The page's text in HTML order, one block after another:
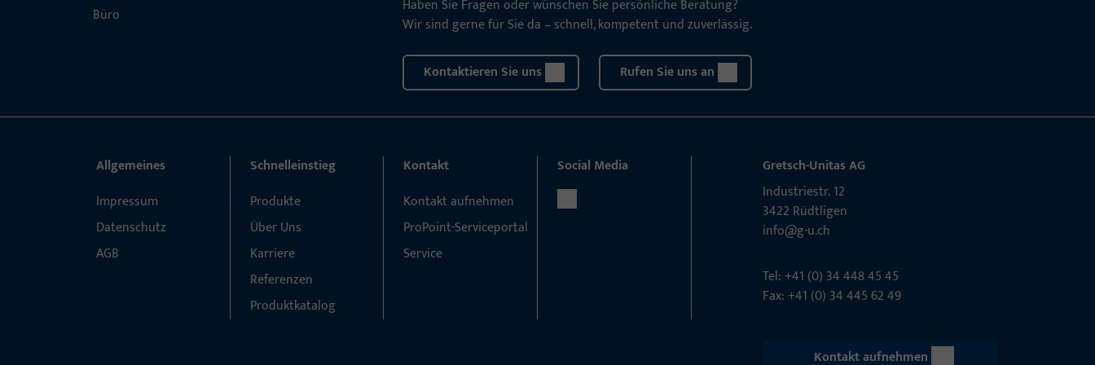
Haben Sie Fragen oder wünschen Sie persönliche Beratung?
Wir sind gerne für Sie da – schnell, kompetent und zuverlässig.
Kontaktieren Sie uns Rufen Sie uns an
Allgemeines
Impressum
Datenschutz
AGB
Schnelleinstieg
Produkte
Über Uns
Karriere
Referenzen
Produktkatalog
Kontakt
Kontakt aufnehmen
ProPoint-Serviceportal
Service
Social Media
Gretsch-Unitas AG
Indu­s­triestr. 12
3422 Rüdt­ligen
info@g-u.ch
Tel: +41 (0) 34 448 45 45
Fax: +41 (0) 34 445 62 49
Kontakt aufnehmen